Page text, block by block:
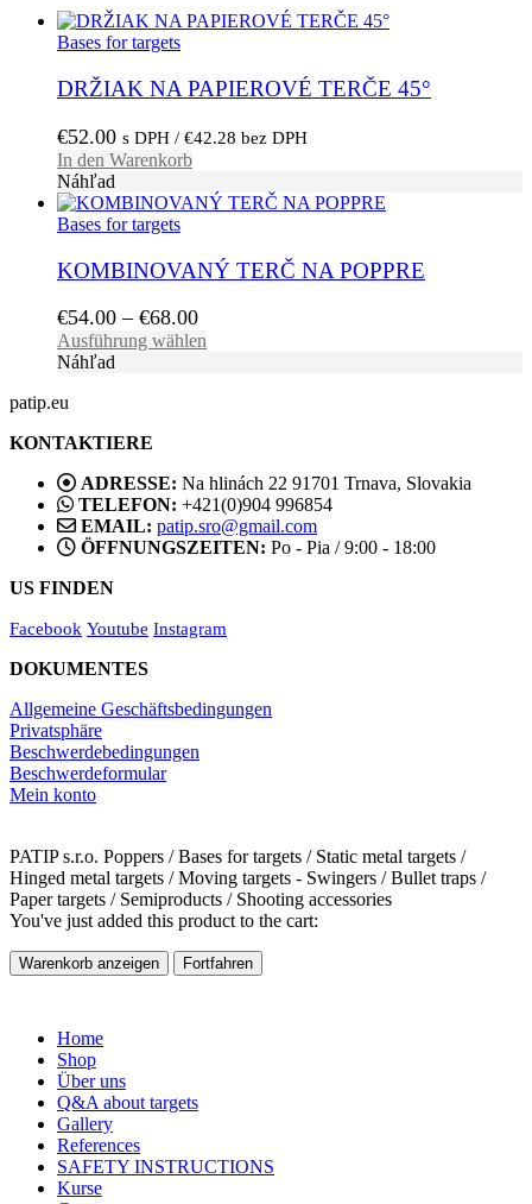
Bases for targets
DRŽIAK NA PAPIEROVÉ TERČE 45°
€52.00 s DPH / €42.28 bez DPH
In den Warenkorb
Náhľad
Bases for targets
KOMBINOVANÝ TERČ NA POPPRE
€54.00 – €68.00Preisspanne:
€54.00
Ausführung wählen
Optionen
können
auf
der
Náhľad
patip.eu
KONTAKTIERE
ADRESSE: Na hlinách 22 91701 Trnava, Slovakia
TELEFON: +421(0)904 996854
EMAIL: patip.sro@gmail.com
ÖFFNUNGSZEITEN: Po - Pia / 9:00 - 18:00
US FINDEN
Facebook Youtube Instagram
DOKUMENTES
Allgemeine Geschäftsbedingungen
Privatsphäre
Beschwerdebedingungen
Beschwerdeformular
Mein konto
PATIP s.r.o. Poppers / Bases for targets / Static metal targets /
Hinged metal targets / Moving targets - Swingers / Bullet traps /
Paper targets / Semiproducts / Shooting accessories
You've just added this product to the cart:
Warenkorb anzeigen Fortfahren
Home
Shop
Über uns
Q&A about targets
Gallery
References
SAFETY INSTRUCTIONS
Kurse